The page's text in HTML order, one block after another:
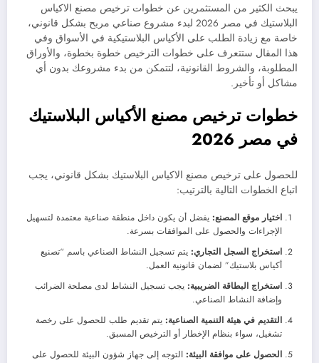
يبحث الكثير من المستثمرين عن خطوات ترخيص مصنع الاكياس
البلاستيك في مصر 2026 لبدء مشروع صناعي مربح بشكل قانوني،
خاصة مع زيادة الطلب على الأكياس البلاستيكية في الأسواق وفي
هذا المقال ستتعرف على خطوات الترخيص خطوة بخطوة، والأوراق
المطلوبة، والشروط القانونية، لتتمكن من بدء مشروعك بدون أي
مشاكل أو تأخير.
خطوات ترخيص مصنع الأكياس البلاستيك
في مصر 2026
للحصول على ترخيص مصنع الاكياس البلاستيك بشكل قانوني، يجب
اتباع الخطوات التالية بالترتيب:
اختيار موقع المصنع: يفضل أن يكون داخل منطقة صناعية معتمدة لتسهيل
الإجراءات والحصول على الموافقات بسرعة.
استخراج السجل التجاري: يتم تسجيل النشاط الصناعي باسم “تصنيع
أكياس بلاستيك” لضمان قانونية العمل.
استخراج البطاقة الضريبية: يجب تسجيل النشاط لدى مصلحة الضرائب
وإضافة النشاط الصناعي.
التقديم في هيئة التنمية الصناعية: يتم تقديم طلب للحصول على رخصة
تشغيل، سواء بنظام الإخطار أو الترخيص المسبق.
الحصول على موافقة البيئة: التوجه إلى جهاز شؤون البيئة للحصول على